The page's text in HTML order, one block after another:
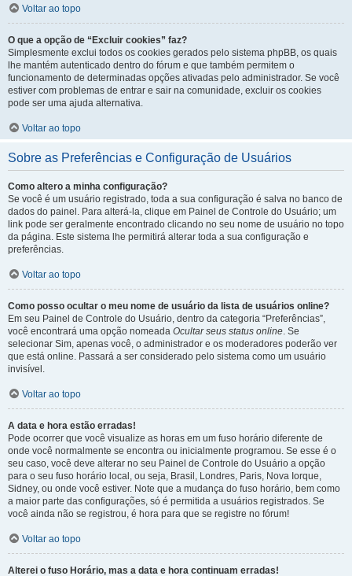
Voltar ao topo
O que a opção de “Excluir cookies” faz?
Simplesmente exclui todos os cookies gerados pelo sistema phpBB, os quais
lhe mantém autenticado dentro do fórum e que também permitem o
funcionamento de determinadas opções ativadas pelo administrador. Se você
estiver com problemas de entrar e sair na comunidade, excluir os cookies
pode ser uma ajuda alternativa.
Voltar ao topo
Sobre as Preferências e Configuração de Usuários
Como altero a minha configuração?
Se você é um usuário registrado, toda a sua configuração é salva no banco de
dados do painel. Para alterá-la, clique em Painel de Controle do Usuário; um
link pode ser geralmente encontrado clicando no seu nome de usuário no topo
da página. Este sistema lhe permitirá alterar toda a sua configuração e
preferências.
Voltar ao topo
Como posso ocultar o meu nome de usuário da lista de usuários online?
Em seu Painel de Controle do Usuário, dentro da categoria “Preferências”,
você encontrará uma opção nomeada Ocultar seus status online. Se
selecionar Sim, apenas você, o administrador e os moderadores poderão ver
que está online. Passará a ser considerado pelo sistema como um usuário
invisível.
Voltar ao topo
A data e hora estão erradas!
Pode ocorrer que você visualize as horas em um fuso horário diferente de
onde você normalmente se encontra ou inicialmente programou. Se esse é o
seu caso, você deve alterar no seu Painel de Controle do Usuário a opção
para o seu fuso horário local, ou seja, Brasil, Londres, Paris, Nova Iorque,
Sidney, ou onde você estiver. Note que a mudança do fuso horário, bem como
a maior parte das configurações, só é permitida a usuários registrados. Se
você ainda não se registrou, é hora para que se registre no fórum!
Voltar ao topo
Alterei o fuso Horário, mas a data e hora continuam erradas!